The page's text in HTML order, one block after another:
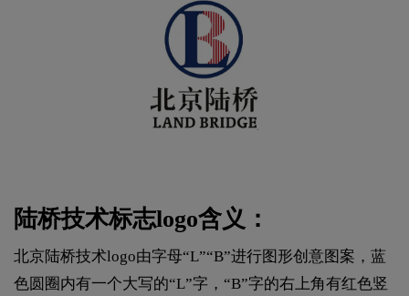
陆桥技术标志logo含义：
北京陆桥技术logo由字母“L”“B”进行图形创意图案，蓝
色圆圈内有一个大写的“L”字，“B”字的右上角有红色竖